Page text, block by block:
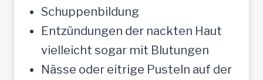
Schuppenbildung
Entzündungen der nackten Haut
vielleicht sogar mit Blutungen
Nässe oder eitrige Pusteln auf der